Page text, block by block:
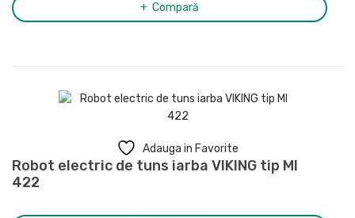
Compară
Adauga in Favorite
Robot electric de tuns iarba VIKING tip MI
422